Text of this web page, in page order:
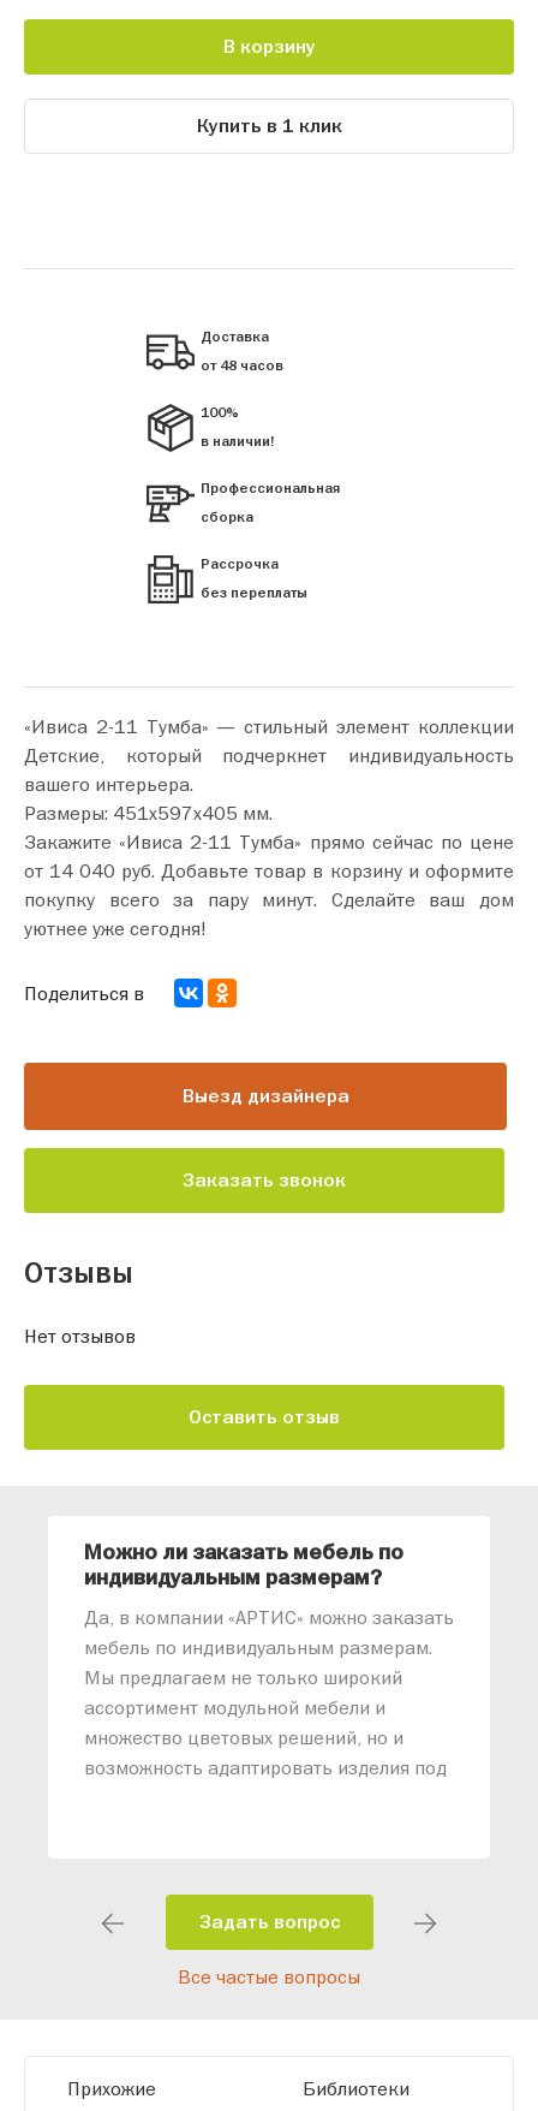
В корзину
Купить в 1 клик
Доставка
от 48 часов
100%
в наличии!
Профессиональная
сборка
Рассрочка
без переплаты
«Ивиса 2-11 Тумба» — стильный элемент коллекции
Детские, который подчеркнет индивидуальность
вашего интерьера.
Размеры: 451х597х405 мм.
Закажите «Ивиса 2-11 Тумба» прямо сейчас по цене
от 14 040 руб. Добавьте товар в корзину и оформите
покупку всего за пару минут. Сделайте ваш дом
уютнее уже сегодня!
Выезд дизайнера
Заказать звонок
Поделиться в
Отзывы
Нет отзывов
Оставить отзыв
Можно ли заказать мебель по
индивидуальным размерам?
Да, в компании «АРТИС» можно заказать
мебель по индивидуальным размерам.
Мы предлагаем не только широкий
ассортимент модульной мебели и
множество цветовых решений, но и
возможность адаптировать изделия под
помещения и личные пожелания.
Благодаря современному
высокотехнологичному оборудованию
размерам.
Задать вопрос
Все частые вопросы
Прихожие Библиотеки